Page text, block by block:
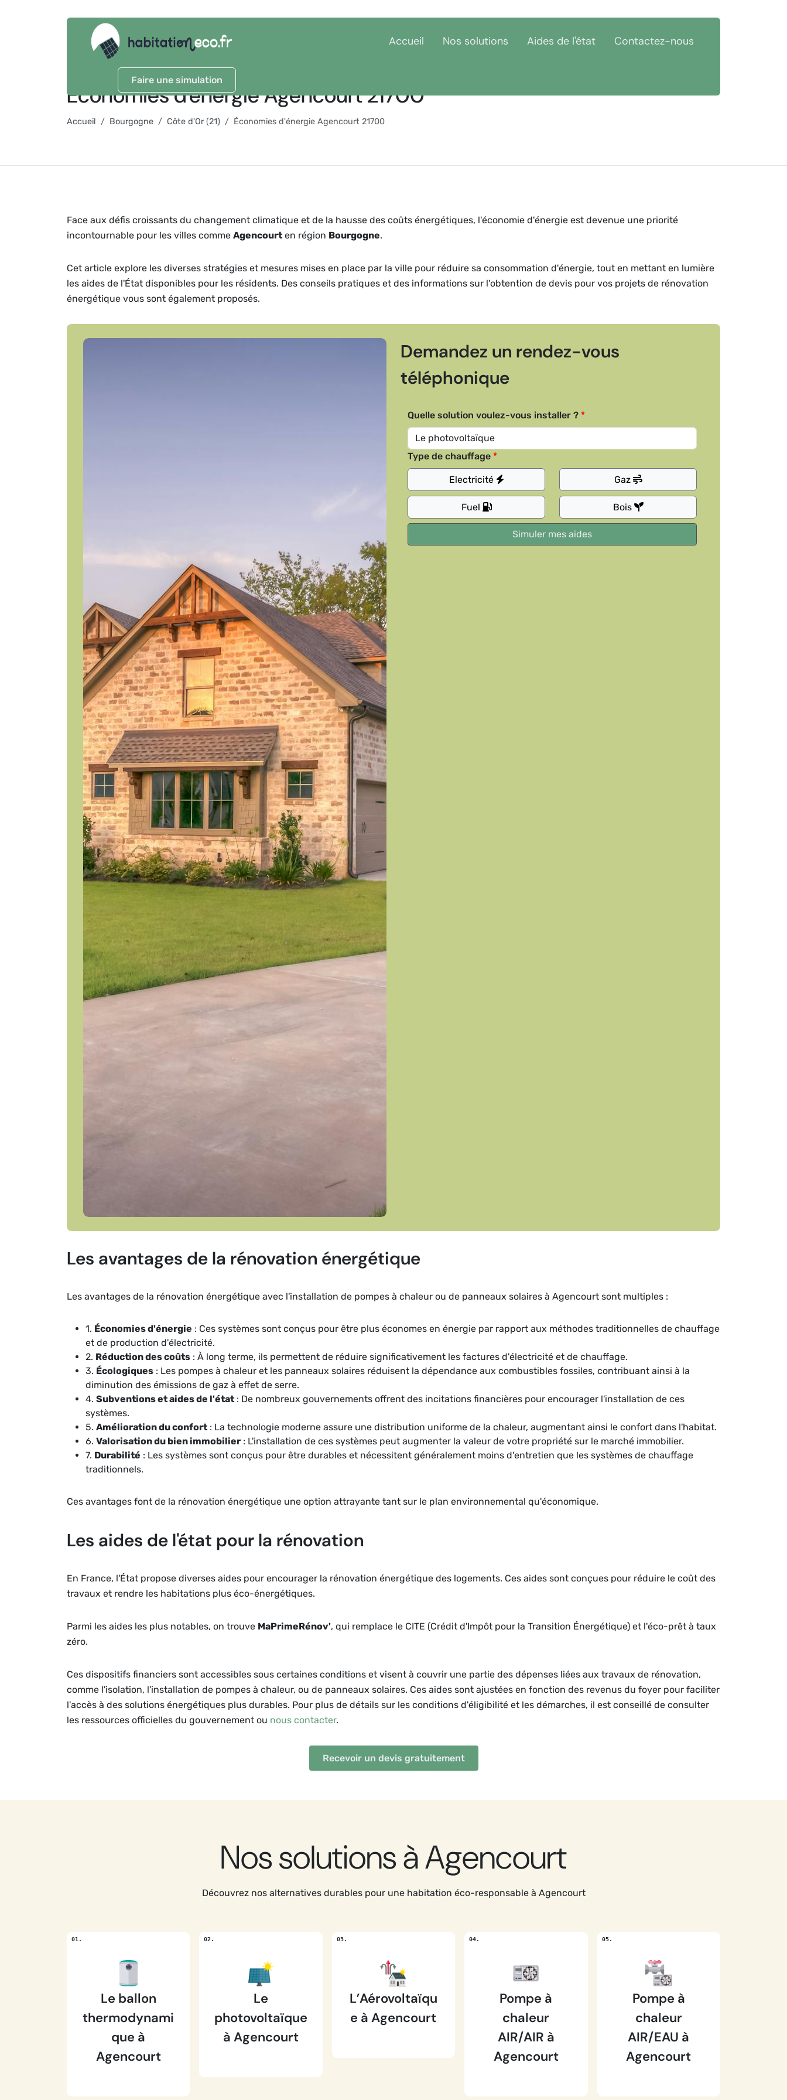
Faire une simulation
Accueil Nos solutions Aides de l'état Contactez-nous
Économies d'énergie Agencourt 21700
Accueil Bourgogne Côte d'Or (21) Économies d'énergie Agencourt 21700
Face aux défis croissants du changement climatique et de la hausse des coûts énergétiques, l'économie d'énergie est devenue une priorité
incontournable pour les villes comme Agencourt en région Bourgogne.
Cet article explore les diverses stratégies et mesures mises en place par la ville pour réduire sa consommation d'énergie, tout en mettant en lumière
les aides de l'État disponibles pour les résidents. Des conseils pratiques et des informations sur l'obtention de devis pour vos projets de rénovation
énergétique vous sont également proposés.
Demandez un rendez-vous
téléphonique
Quelle solution voulez-vous installer ?
Type de chauffage
Electricité Gaz
Fuel Bois
Les avantages de la rénovation énergétique
Les avantages de la rénovation énergétique avec l'installation de pompes à chaleur ou de panneaux solaires à Agencourt sont multiples :
1. Économies d'énergie : Ces systèmes sont conçus pour être plus économes en énergie par rapport aux méthodes traditionnelles de chauffage
et de production d'électricité.
2. Réduction des coûts : À long terme, ils permettent de réduire significativement les factures d'électricité et de chauffage.
3. Écologiques : Les pompes à chaleur et les panneaux solaires réduisent la dépendance aux combustibles fossiles, contribuant ainsi à la
diminution des émissions de gaz à effet de serre.
4. Subventions et aides de l'état : De nombreux gouvernements offrent des incitations financières pour encourager l'installation de ces
systèmes.
5. Amélioration du confort : La technologie moderne assure une distribution uniforme de la chaleur, augmentant ainsi le confort dans l'habitat.
6. Valorisation du bien immobilier : L'installation de ces systèmes peut augmenter la valeur de votre propriété sur le marché immobilier.
7. Durabilité : Les systèmes sont conçus pour être durables et nécessitent généralement moins d'entretien que les systèmes de chauffage
traditionnels.
Ces avantages font de la rénovation énergétique une option attrayante tant sur le plan environnemental qu'économique.
Les aides de l'état pour la rénovation
En France, l'État propose diverses aides pour encourager la rénovation énergétique des logements. Ces aides sont conçues pour réduire le coût des
travaux et rendre les habitations plus éco-énergétiques.
Parmi les aides les plus notables, on trouve MaPrimeRénov', qui remplace le CITE (Crédit d'Impôt pour la Transition Énergétique) et l'éco-prêt à taux
zéro.
Ces dispositifs financiers sont accessibles sous certaines conditions et visent à couvrir une partie des dépenses liées aux travaux de rénovation,
comme l'isolation, l'installation de pompes à chaleur, ou de panneaux solaires. Ces aides sont ajustées en fonction des revenus du foyer pour faciliter
l'accès à des solutions énergétiques plus durables. Pour plus de détails sur les conditions d'éligibilité et les démarches, il est conseillé de consulter
les ressources officielles du gouvernement ou nous contacter.
Recevoir un devis gratuitement
Nos solutions à Agencourt
Découvrez nos alternatives durables pour une habitation éco-responsable à Agencourt
Le ballon
thermodynami
que à
Agencourt
Le
photovoltaïque
à Agencourt
L’Aérovoltaïqu
e à Agencourt
Pompe à
chaleur
AIR/AIR à
Agencourt
Pompe à
chaleur
AIR/EAU à
Agencourt